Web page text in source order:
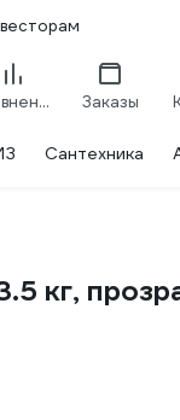
Сравнение Заказы
Сантехника
кг,